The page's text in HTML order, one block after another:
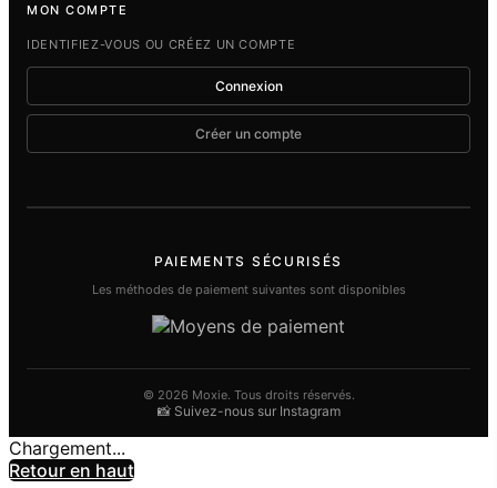
MON COMPTE
IDENTIFIEZ-VOUS OU CRÉEZ UN COMPTE
Connexion
Créer un compte
PAIEMENTS SÉCURISÉS
Les méthodes de paiement suivantes sont disponibles
© 2026 Moxie. Tous droits réservés.
📸 Suivez-nous sur Instagram
Chargement...
Retour en haut